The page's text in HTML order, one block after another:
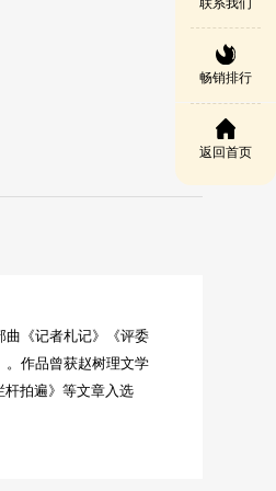
联系我们
畅销排行
返回首页
曲《记者札记》《评委
。作品曾获赵树理文学
杆拍遍》等文章入选